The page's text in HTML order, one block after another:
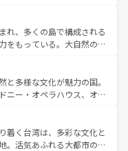
もできる。 なお、新
覧 を参照してほしい。
ッピング、エンターテイ
ポットだ。一方、アメリカ
ンドキャニオンやイエロー
と美食が融合した独特の
各地域で異なる魅力を楽
な歴史を感じることができ
メリカ
てほしい。
れ、多くの島で構成される
をもっている。大自然の神
の観光地といえばオアフ
らマウイ島やカウアイ島が
に輝く海をはじめ、豊かな
を迎えてくれるハワイの
やハワイアンミュージッ
すべてがハワイの魅力を彩
と多様な文化が魅力の国。
ニー・オペラハウス、オー
るウルル（エアーズロッ
林やケアンズの熱帯雨林な
、カフェやワイン、オージ
着く台湾は、多彩な文化と
。活気あふれる大都市の台